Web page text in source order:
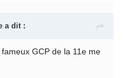
a dit :
GCP de la 11e me